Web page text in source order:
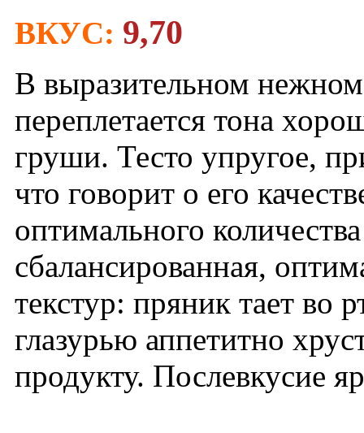
ВКУС: 9,70
В выразительном
переплетается тона
груши. Тесто упругое,
что говорит о его
оптимального
сбалансированная,
текстур: пряник тает во
глазурью аппетитно
продукту. Послевкусие